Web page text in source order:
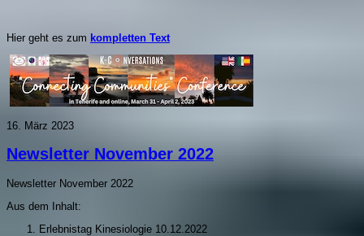
Hier geht es zum kompletten Text
16. März 2023
Newsletter November 2022
Newsletter November 2022
Aus dem Inhalt:
Erlebnistag Kinesiologie 10.12.2022